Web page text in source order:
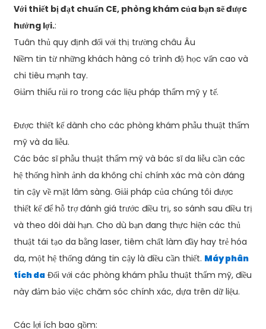
Với thiết bị đạt chuẩn CE, phòng khám của bạn sẽ được
hưởng lợi.:
Tuân thủ quy định đối với thị trường châu Âu
Niềm tin từ những khách hàng có trình độ học vấn cao và
chi tiêu mạnh tay.
Giảm thiểu rủi ro trong các liệu pháp thẩm mỹ y tế.
Được thiết kế dành cho các phòng khám phẫu thuật thẩm
mỹ và da liễu.
Các bác sĩ phẫu thuật thẩm mỹ và bác sĩ da liễu cần các
hệ thống hình ảnh da không chỉ chính xác mà còn đáng
tin cậy về mặt lâm sàng. Giải pháp của chúng tôi được
thiết kế để hỗ trợ đánh giá trước điều trị, so sánh sau điều trị
và theo dõi dài hạn. Cho dù bạn đang thực hiện các thủ
thuật tái tạo da bằng laser, tiêm chất làm đầy hay trẻ hóa
da, một hệ thống đáng tin cậy là điều cần thiết. Máy phân
tích daĐối với các phòng khám phẫu thuật thẩm mỹ, điều
này đảm bảo việc chăm sóc chính xác, dựa trên dữ liệu.
Các lợi ích bao gồm: